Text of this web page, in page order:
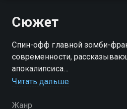
Сюжет
Спин-офф главной зомби-
современности,
апокалипсиса
ходячих мертвецов вы
Читать дальше
Жанр